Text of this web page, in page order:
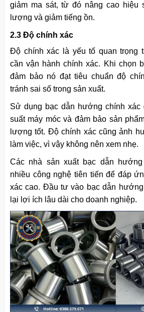
giảm ma sát, từ đó nâng cao hiệu
lượng và giảm tiếng ồn.
2.3 Độ chính xác
Độ chính xác là yếu tố quan trọng
cần vận hành chính xác. Khi chọn
đảm bảo nó đạt tiêu chuẩn độ
tránh sai số trong sản xuất.
Sử dụng bạc dẫn hướng chính xác
suất máy móc và đảm bảo sản
lượng tốt. Độ chính xác cũng ảnh
làm việc, vì vậy không nên xem nhẹ.
Các nhà sản xuất bạc dẫn
nhiều công nghệ tiên tiến để đáp
xác cao. Đầu tư vào bạc dẫn
lại lợi ích lâu dài cho doanh nghiệp.